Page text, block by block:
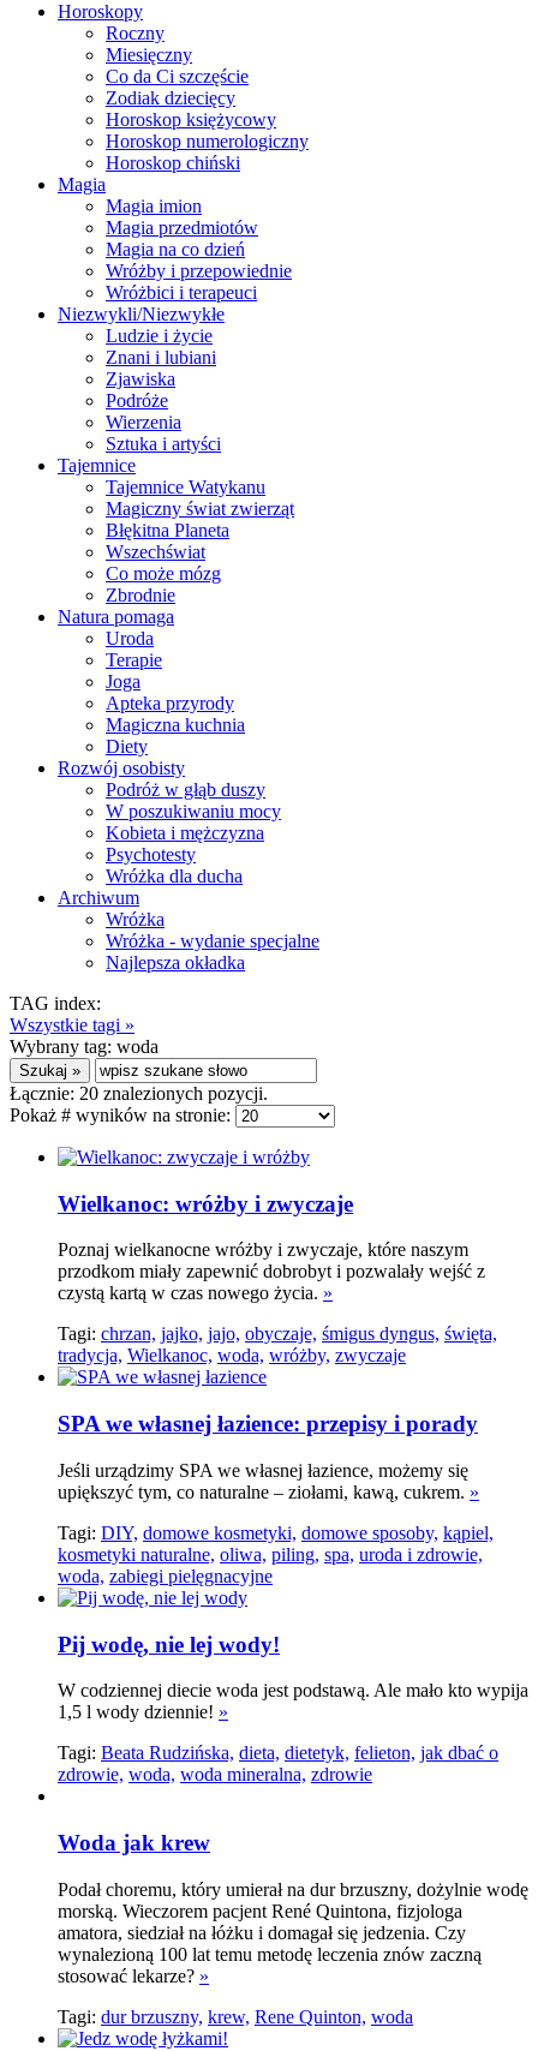
Horoskopy
Roczny
Miesięczny
Co da Ci szczęście
Zodiak dziecięcy
Horoskop księżycowy
Horoskop numerologiczny
Horoskop chiński
Magia
Magia imion
Magia przedmiotów
Magia na co dzień
Wróżby i przepowiednie
Wróżbici i terapeuci
Niezwykli/Niezwykłe
Ludzie i życie
Znani i lubiani
Zjawiska
Podróże
Wierzenia
Sztuka i artyści
Tajemnice
Tajemnice Watykanu
Magiczny świat zwierząt
Błękitna Planeta
Wszechświat
Co może mózg
Zbrodnie
Natura pomaga
Uroda
Terapie
Joga
Apteka przyrody
Magiczna kuchnia
Diety
Rozwój osobisty
Podróż w głąb duszy
W poszukiwaniu mocy
Kobieta i mężczyzna
Psychotesty
Wróżka dla ducha
Archiwum
Wróżka
Wróżka - wydanie specjalne
Najlepsza okładka
TAG index:
Wszystkie tagi »
Wybrany tag: woda
Łącznie: 20 znalezionych pozycji.
Pokaż # wyników na stronie:
Wielkanoc: wróżby i zwyczaje
Poznaj wielkanocne wróżby i zwyczaje, które naszym
przodkom miały zapewnić dobrobyt i pozwalały wejść z
czystą kartą w czas nowego życia. »
Tagi: chrzan, jajko, jajo, obyczaje, śmigus dyngus, święta,
tradycja, Wielkanoc, woda, wróżby, zwyczaje
SPA we własnej łazience: przepisy i porady
Jeśli urządzimy SPA we własnej łazience, możemy się
upiększyć tym, co naturalne – ziołami, kawą, cukrem. »
Tagi: DIY, domowe kosmetyki, domowe sposoby, kąpiel,
kosmetyki naturalne, oliwa, piling, spa, uroda i zdrowie,
woda, zabiegi pielęgnacyjne
Pij wodę, nie lej wody!
W codziennej diecie woda jest podstawą. Ale mało kto wypija
1,5 l wody dziennie! »
Tagi: Beata Rudzińska, dieta, dietetyk, felieton, jak dbać o
zdrowie, woda, woda mineralna, zdrowie
Woda jak krew
Podał choremu, który umierał na dur brzuszny, dożylnie wodę
morską. Wieczorem pacjent René Quintona, fizjologa
amatora, siedział na łóżku i domagał się jedzenia. Czy
wynalezioną 100 lat temu metodę leczenia znów zaczną
stosować lekarze? »
Tagi: dur brzuszny, krew, Rene Quinton, woda